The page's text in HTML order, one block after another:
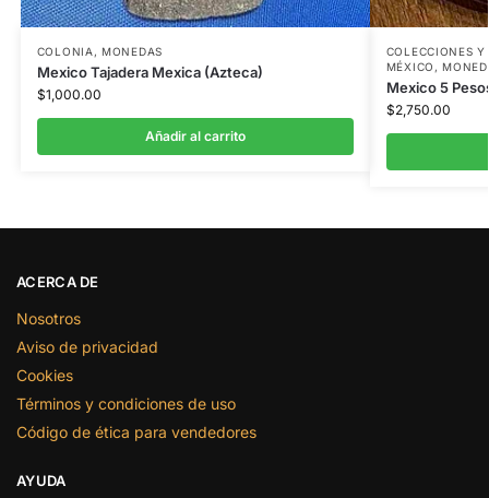
COLONIA , MONEDAS
Mexico Tajadera Mexica (Azteca)
$1,000.00
Añadir al carrito
COLECCIONES
MÉXICO ,
Mexico 5
$2,750.00
ACERCA DE
Nosotros
Aviso de privacidad
Cookies
Términos y condiciones de uso
Código de ética para vendedores
AYUDA